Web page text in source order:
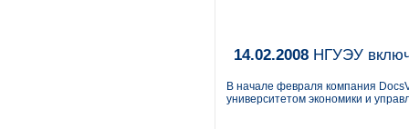
14.02.2008 НГУЭУ
В начале февраля компания
университетом экономики и